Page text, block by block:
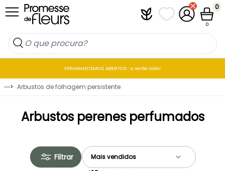
Ir para o Conteúdo PlantfitAs minhas listas
A minha
0
0
PERMANECEMOS ABERTOS : o verão todo!
⋯> Arbustos de folhagem persistente
Arbustos perenes perfumados
Filtrar